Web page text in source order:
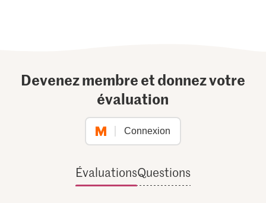
Devenez membre et donnez votre
évaluation
Connexion
ÉvaluationsQuestions